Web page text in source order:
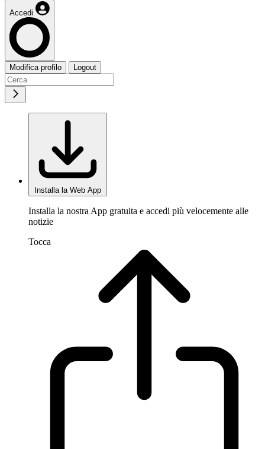
Accedi
Modifica profilo Logout
Installa la Web App
Installa la nostra App gratuita e accedi più velocemente alle
notizie
Tocca